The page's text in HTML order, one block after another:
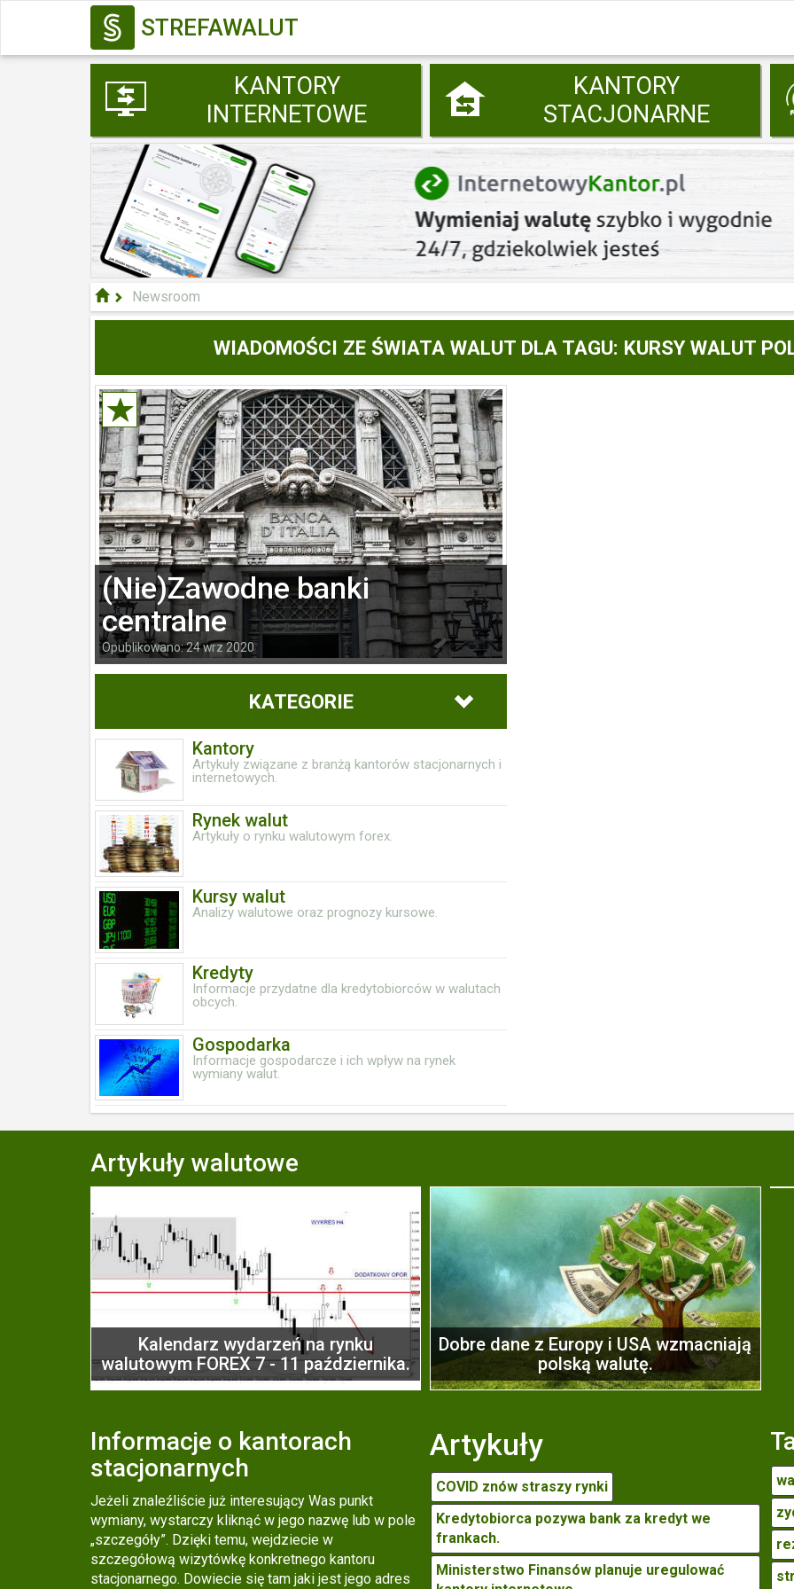
STREFAWALUT
KANTORY
INTERNETOWE
KANTORY
STACJONARNE
Newsroom
WIADOMOŚCI ZE ŚWIATA WALUT DLA TAGU: KURSY WALUT
(Nie)Zawodne banki
centralne
Opublikowano: 24 wrz 2020
KATEGORIE
Kantory
Artykuły związane z branżą kantorów stacjonarnych i
internetowych.
Rynek walut
Artykuły o rynku walutowym forex.
Kursy walut
Analizy walutowe oraz prognozy kursowe.
Kredyty
Informacje przydatne dla kredytobiorców w walutach
obcych.
Gospodarka
Informacje gospodarcze i ich wpływ na rynek
wymiany walut.
Artykuły walutowe
Kalendarz wydarzeń na rynku
walutowym FOREX 7 - 11 października.
Dobre dane z Europy i USA wzmacniają
polską walutę.
Informacje o kantorach
stacjonarnych
Jeżeli znaleźliście już interesujący Was punkt
wymiany, wystarczy kliknąć w jego nazwę lub w pole
„szczegóły”. Dzięki temu, wejdziecie w
szczegółową wizytówkę konkretnego kantoru
stacjonarnego. Dowiecie się tam jaki jest jego adres
Artykuły
COVID znów straszy rynki
Kredytobiorca pozywa bank za kredyt we
frankach.
Ministerstwo Finansów planuje uregulować